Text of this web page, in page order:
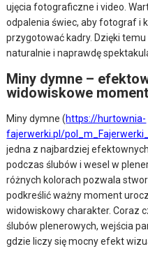
ujęcia fotograficzne i video.
odpalenia świec, aby fotograf i
przygotować kadry. Dzięki
naturalnie i naprawdę
Miny dymne –
widowiskowe
Miny dymne (https://hurtownia-
fajerwerki.pl/
jedna z najbardziej
podczas ślubów i wesel w
różnych kolorach pozwala
podkreślić ważny moment
widowiskowy charakter. Coraz
ślubów plenerowych, wejścia
gdzie liczy się mocny efekt